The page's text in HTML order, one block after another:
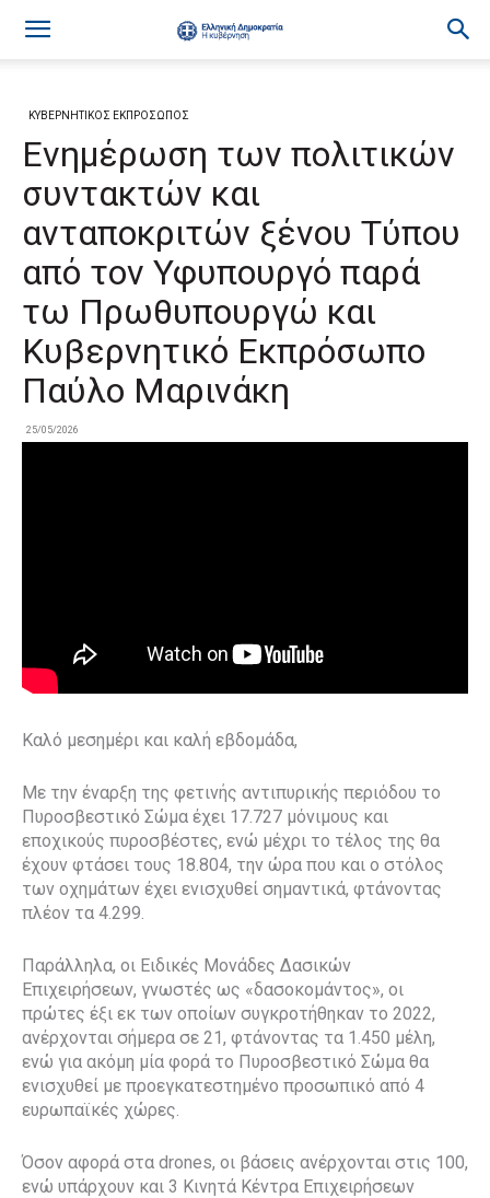
ΚΥΒΕΡΝΗΤΙΚΟΣ ΕΚΠΡΟΣΩΠΟΣ
Ενημέρωση των πολιτικών
συντακτών και
ανταποκριτών ξένου Τύπου
από τον Υφυπουργό παρά
τω Πρωθυπουργώ και
Κυβερνητικό Εκπρόσωπο
Παύλο Μαρινάκη
25/05/2026
Καλό μεσημέρι και καλή εβδομάδα,
Με την έναρξη της φετινής αντιπυρικής περιόδου το
Πυροσβεστικό Σώμα έχει 17.727 μόνιμους και
εποχικούς πυροσβέστες, ενώ μέχρι το τέλος της θα
έχουν φτάσει τους 18.804, την ώρα που και ο στόλος
των οχημάτων έχει ενισχυθεί σημαντικά, φτάνοντας
πλέον τα 4.299.
Παράλληλα, οι Ειδικές Μονάδες Δασικών
Επιχειρήσεων, γνωστές ως «δασοκομάντος», οι
πρώτες έξι εκ των οποίων συγκροτήθηκαν το 2022,
ανέρχονται σήμερα σε 21, φτάνοντας τα 1.450 μέλη,
ενώ για ακόμη μία φορά το Πυροσβεστικό Σώμα θα
ενισχυθεί με προεγκατεστημένο προσωπικό από 4
ευρωπαϊκές χώρες.
Όσον αφορά στα drones, οι βάσεις ανέρχονται στις 100,
ενώ υπάρχουν και 3 Κινητά Κέντρα Επιχειρήσεων